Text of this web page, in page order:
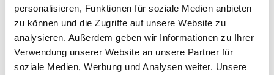
personalisieren, Funktionen für soziale Medien anbieten
zu können und die Zugriffe auf unsere Website zu
analysieren. Außerdem geben wir Informationen zu Ihrer
Verwendung unserer Website an unsere Partner für
soziale Medien, Werbung und Analysen weiter. Unsere
34 x 24 x 15 cm
Material
Textilien aus recycelten PET-Flaschen